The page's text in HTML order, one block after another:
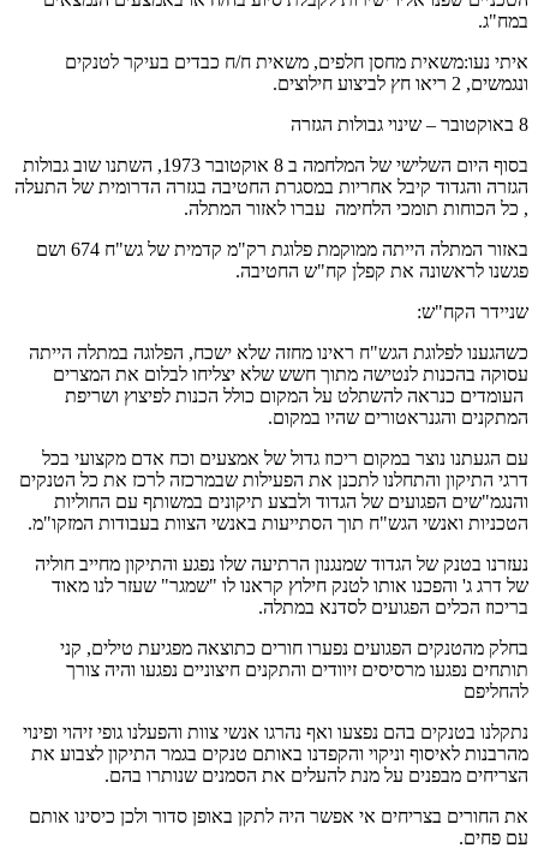
במח"ג.
איתי נעו:משאית מחסן חלפים, משאית ח/ח כבדים בעיקר לטנקים
ונגמשים, 2 ריאו חץ לביצוע חילוצים.
8 באוקטובר – שינוי גבולות הגזרה
בסוף היום השלישי של המלחמה ב 8 אוקטובר 1973, השתנו שוב גבולות
הגזרה והגדוד קיבל אחריות במסגרת החטיבה בגזרה הדרומית של התעלה
, כל הכוחות תומכי הלחימה עברו לאזור המתלה.
באזור המתלה הייתה ממוקמת פלוגת רק"מ קדמית של גש"ח 674 ושם
פגשנו לראשונה את קפלן קח"ש החטיבה.
שניידר הקח"ש:
כשהגענו לפלוגת הגש"ח ראינו מחזה שלא ישכח, הפלוגה במתלה הייתה
עסוקה בהכנות לנטישה מתוך חשש שלא יצליחו לבלום את המצרים
העומדים כנראה להשתלט על המקום כולל הכנות לפיצוץ ושריפת
המתקנים והגנראטורים שהיו במקום.
עם הגעתנו נוצר במקום ריכוז גדול של אמצעים וכח אדם מקצועי בכל
דרגי התיקון והתחלנו לתכנן את הפעילות שבמרכזה לרכז את כל הטנקים
והנגמ"שים הפגועים של הגדוד ולבצע תיקונים במשותף עם החוליות
הטכניות ואנשי הגש"ח תוך הסתייעות באנשי הצוות בעבודות המזקו"מ.
נעזרנו בטנק של הגדוד שמנגנון הרתיעה שלו נפגע והתיקון מחייב חוליה
של דרג ג' והפכנו אותו לטנק חילוץ קראנו לו "שמגר" שעזר לנו מאוד
בריכוז הכלים הפגועים לסדנא במתלה.
בחלק מהטנקים הפגועים נפערו חורים כתוצאה מפגיעת טילים, קני
תותחים נפגעו מרסיסים זיוודים והתקנים חיצוניים נפגעו והיה צורך
להחליפם
נתקלנו בטנקים בהם נפצעו ואף נהרגו אנשי צוות והפעלנו גופי זיהוי ופינוי
מהרבנות לאיסוף וניקוי והקפדנו באותם טנקים בגמר התיקון לצבוע את
הצריחים מבפנים על מנת להעלים את הסמנים שנותרו בהם.
את החורים בצריחים אי אפשר היה לתקן באופן סדור ולכן כיסינו אותם
עם פחים.